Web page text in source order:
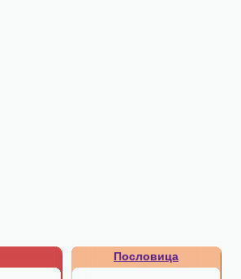
Пословица